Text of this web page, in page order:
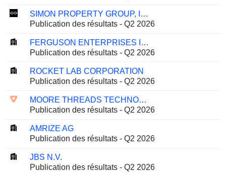
SIMON PROPERTY GROUP, INC.
Publication des résultats - Q2 2026
FERGUSON ENTERPRISES INC.
Publication des résultats - Q2 2026
ROCKET LAB CORPORATION
Publication des résultats - Q2 2026
MOORE THREADS TECHNOLOGY CO., LTD.
Publication des résultats - Q2 2026
AMRIZE AG
Publication des résultats - Q2 2026
JBS N.V.
Publication des résultats - Q2 2026